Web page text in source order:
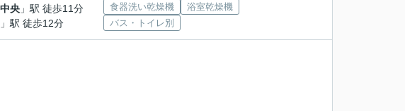
央 」駅 徒歩11分
」駅 徒歩12分
食器洗い乾燥機
浴室乾燥機
バス・トイレ別